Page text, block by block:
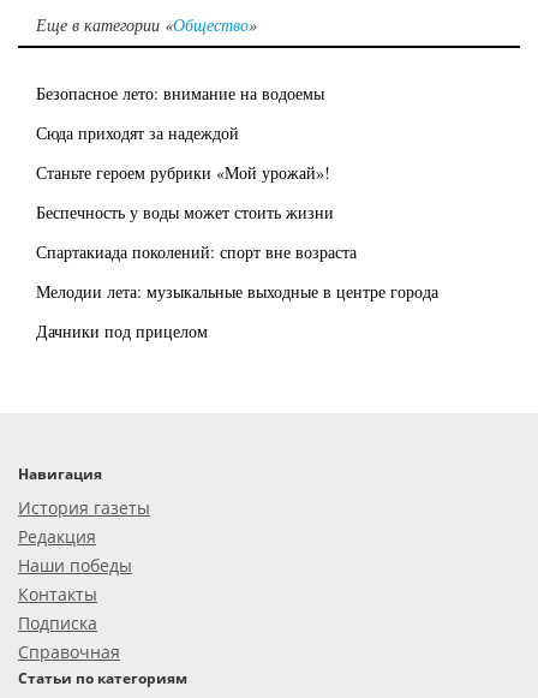
Еще в категории «Общество»
Безопасное лето: внимание на водоемы
Сюда приходят за надеждой
Станьте героем рубрики «Мой урожай»!
Беспечность у воды может стоить жизни
Спартакиада поколений: спорт вне возраста
Мелодии лета: музыкальные выходные в центре города
Дачники под прицелом
Навигация
История газеты
Редакция
Наши победы
Контакты
Подписка
Справочная
Статьи по категориям